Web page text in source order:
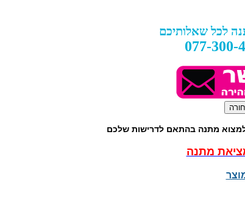
077-300-
למצוא מתנה בהתאם לדרישות שלכם
מתנה